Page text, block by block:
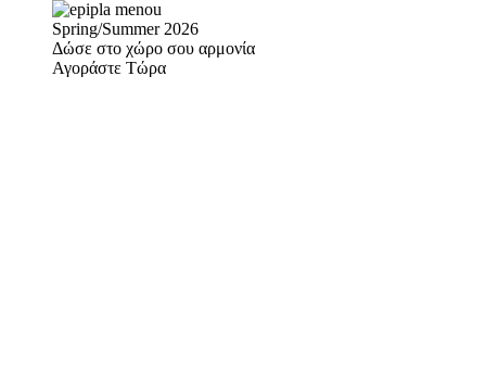
Spring/Summer 2026
Δώσε στο χώρο σου αρμονία
Αγοράστε Τώρα